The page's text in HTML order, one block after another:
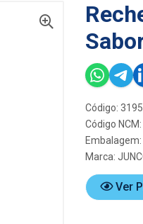
Código:
Código
Marca:
Ver